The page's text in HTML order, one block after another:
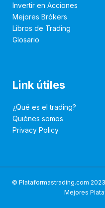
Invertir en Acciones
Mejores Brókers
Libros de Trading
Glosario
Link útiles
¿Qué es el trading?
Quiénes somos
Privacy Policy
© Plataformastrading.com
Mejores